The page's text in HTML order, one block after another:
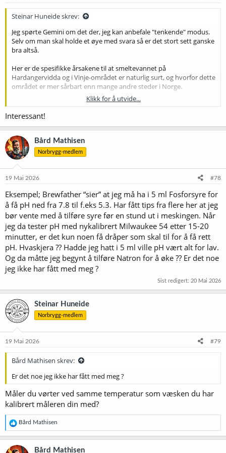
Berggrunn
Senker/opprettholder
Lite kalk, mye
Vegetasjon
Senker
Utslipp av humussyrer
fra myr og mose.
Smeltetidspunkt Varierer kraftig
Surstøt tidlig i mai/juni
gir lavest målinger.
Dette betyr at vannet du finner i en bekk ved Vinje ofte er teknisk
sett "surere" enn det man finner i en flaske med vanlig springvann,
som ofte er justert opp mot pH 7-8 av vannverkene.
Steinar Huneide skrev:
Jeg spørte Gemini om det der, jeg kan anbefale "tenkende" modus.
Selv om man skal holde et øye med svara så er det stort sett ganske
bra altså.
Her er de spesifikke årsakene til at smeltevannet på
Hardangervidda og i Vinje-området er naturlig surt, og hvorfor dette
området er mer sårbart enn mange andre steder i Norge.
1. Geologisk "fattigdom" (Granitt og
gneis)​
Dette er den viktigste faktoren. Berggrunnen på Hardangervidda
består i stor grad avprekambrisk granitt og gneis
Ingen nøytralisering:
Disse bergartene er ekstremt harde
(kalsiumkarbonat).
Manglende buffer:Når sur nedbør eller smeltevann treffer
denne steinen, finnes det ingen alkaliske mineraler som kan
"spise opp" syren. Vannet forblir derfor surt helt til det når
større vassdrag eller havet.
2. Bidrag fra myr og organisk materiale
(Humussyrer)​
Hardangervidda er flatere enn Jotunheimen og har enorme arealer
med myr, lyng og torv.
Organiske syrer:
uthumussyrer.
Farget vann:
Det er disse syrene som ofte gir vannet i Vinje
et svakt gul- eller brunskjær. Disse syrene bidrar aktivt til å
senke pH-verdien ytterligere, uavhengig av hva som kommer
3. Den historiske arven (Sur nedbør og
jordmetning)​
Områdene i Telemark og på sørlige Hardangervidda har historisk
sett mottatt mest sur nedbør i Norge, ført med vind fra industri i
Europa.
Klikk for å utvide...
Interessant!
Bård Mathisen
Norbrygg-medlem
19 Mai 2026 #78
Eksempel; Brewfather “sier” at jeg må ha i 5 ml Fosforsyre for
å få pH ned fra 7.8 til f.eks 5.3. Har fått tips fra flere her at jeg
bør vente med å tilføre syre før en stund ut i meskingen. Når
jeg da tester pH med nykalibrert Milwaukee 54 etter 15-20
minutter, er det kun noen få dråper som skal til for å få rett
pH. Hvaskjera ?? Hadde jeg hatt i 5 ml ville pH vært alt for lav.
Og da måtte jeg begynt å tilføre Natron for å øke ?? Er det noe
jeg ikke har fått med meg ?
Sist redigert: 20 Mai 2026
Steinar Huneide
Norbrygg-medlem
19 Mai 2026 #79
Bård Mathisen skrev:
Er det noe jeg ikke har fått med meg ?
Måler du vørter ved samme temperatur som væsken du har
kalibrert måleren din med?
R
e
a
k
Bård Mathisen
Bård Mathisen